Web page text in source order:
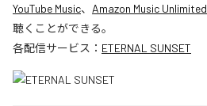
YouTube Music、 Amazon Music Unlimited
聴くことができる。
各配信サービス： ETERNAL SUNSET